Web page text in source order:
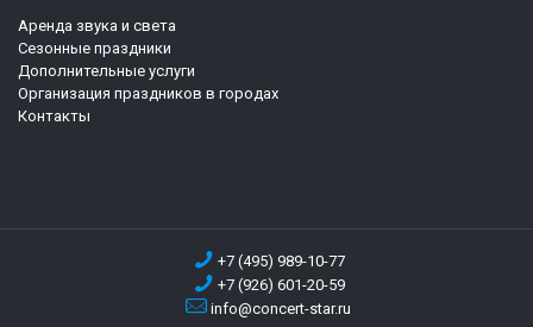
Аренда звука и света
Сезонные праздники
Дополнительные услуги
Организация праздников в городах
Контакты
+7 (495) 989-10-77
+7 (926) 601-20-59
info@concert-star.ru